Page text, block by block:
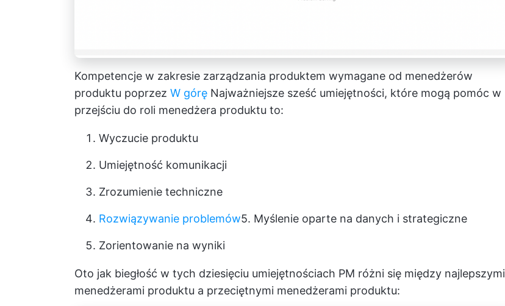
Kompetencje w zakresie zarządzania produktem wymagane od menedżerów
produktu poprzez W górę Najważniejsze sześć umiejętności, które mogą pomóc w
przejściu do roli menedżera produktu to:
Wyczucie produktu
Umiejętność komunikacji
Zrozumienie techniczne
Rozwiązywanie problemów5. Myślenie oparte na danych i strategiczne
Zorientowanie na wyniki
Oto jak biegłość w tych dziesięciu umiejętnościach PM różni się między najlepszymi
menedżerami produktu a przeciętnymi menedżerami produktu: